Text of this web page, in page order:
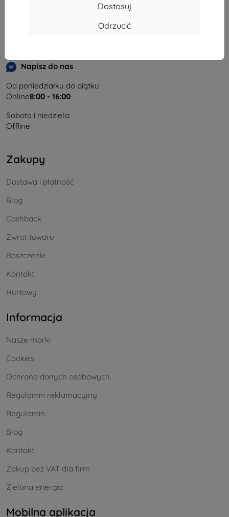
Dostosuj
Odrzucić
Napisz do nas
Od poniedziałku do piątku:
Online8:00 - 16:00
Sobota i niedziela:
Offline
Zakupy
Dostawa i płatność
Blog
Cashback
Zwrot towaru
Roszczenie
Kontakt
Hurtowy
Informacja
Nasze marki
Cookies
Ochrona danych osobowych.
Regulamin reklamacyjny
Regulamin
Blog
Kontakt
Zakup bez VAT dla firm
Zielona energia
Mobilna aplikacja